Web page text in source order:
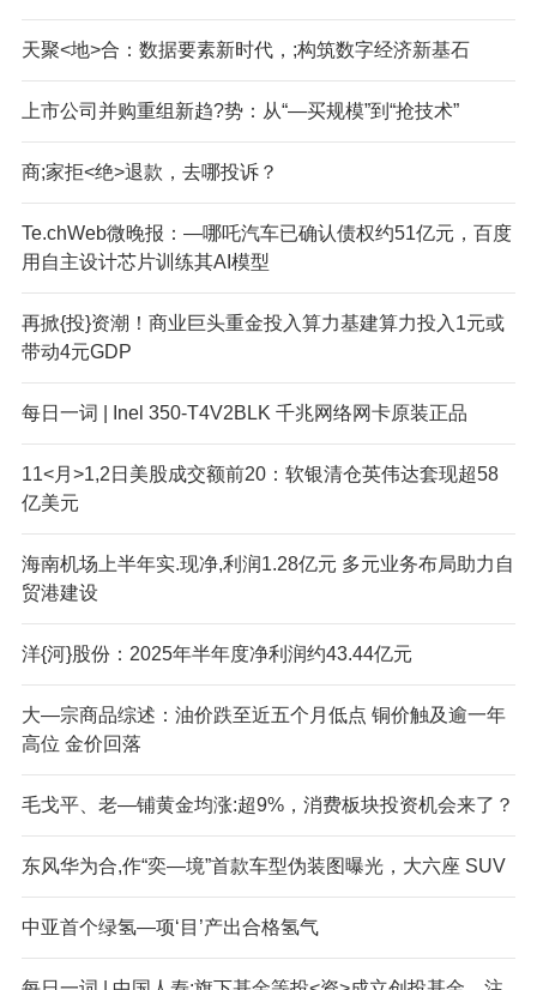
天聚<地>合：数据要素新时代，;构筑数字经济新基石
上市公司并购重组新趋?势：从“—买规模”到“抢技术”
商;家拒<绝>退款，去哪投诉？
Te.chWeb微晚报：—哪吒汽车已确认债权约51亿元，百度
用自主设计芯片训练其AI模型
再掀{投}资潮！商业巨头重金投入算力基建算力投入1元或
带动4元GDP
每日一词 | Inel 350-T4V2BLK 千兆网络网卡原装正品
11<月>1,2日美股成交额前20：软银清仓英伟达套现超58
亿美元
海南机场上半年实.现净,利润1.28亿元 多元业务布局助力自
贸港建设
洋{河}股份：2025年半年度净利润约43.44亿元
大—宗商品综述：油价跌至近五个月低点 铜价触及逾一年
高位 金价回落
毛戈平、老—铺黄金均涨:超9%，消费板块投资机会来了？
东风华为合,作“奕—境”首款车型伪装图曝光，大六座 SUV
中亚首个绿氢—项‘目’产出合格氢气